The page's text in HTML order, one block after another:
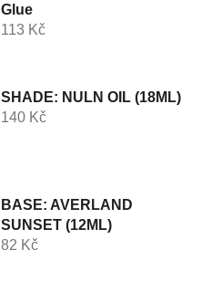
Glue
113 Kč
SHADE: NULN OIL (18ML)
140 Kč
BASE: AVERLAND
SUNSET (12ML)
82 Kč